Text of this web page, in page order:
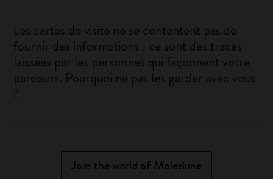
Les cartes de visite ne se contentent pas de
fournir des informations : ce sont des traces
laissées par les personnes qui façonnent votre
parcours. Pourquoi ne pas les garder avec vous
?
Join the world of Moleskine